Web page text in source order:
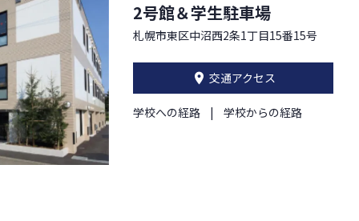
2号館＆学生駐車場
札幌市東区中沼西2条1丁目15番15号
交通アクセス
学校への経路 学校からの経路